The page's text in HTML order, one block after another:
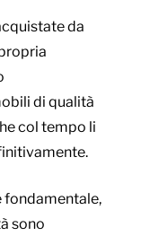
da
di qualità
col tempo li
fondamentale,
sono